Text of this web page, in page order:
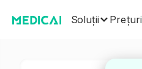
Soluții Prețuri